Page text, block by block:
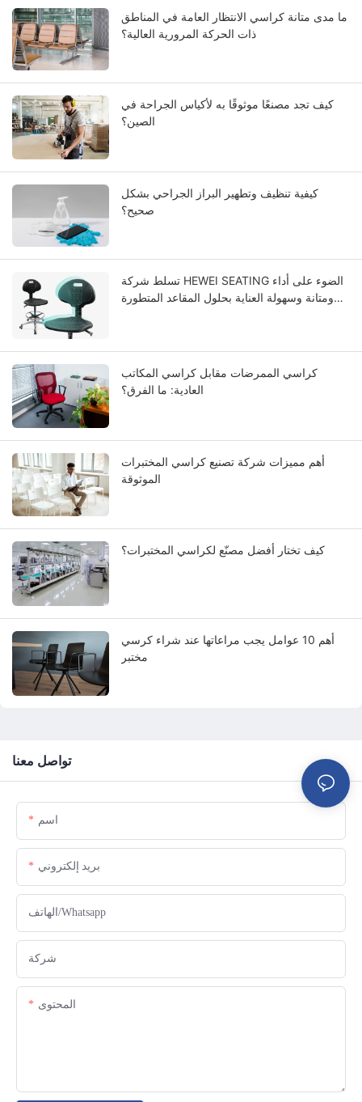
ما مدى متانة كراسي الانتظار العامة في المناطق
ذات الحركة المرورية العالية؟
كيف تجد مصنعًا موثوقًا به لأكياس الجراحة في
الصين؟
كيفية تنظيف وتطهير البراز الجراحي بشكل
صحيح؟
تسلط شركة HEWEI SEATING الضوء على أداء
ومتانة وسهولة العناية بحلول المقاعد المتطورة
كراسي الممرضات مقابل كراسي المكاتب
العادية: ما الفرق؟
أهم مميزات شركة تصنيع كراسي المختبرات
الموثوقة
كيف تختار أفضل مصنّع لكراسي المختبرات؟
أهم 10 عوامل يجب مراعاتها عند شراء كرسي
مختبر
تواصل معنا
اسم
بريد إلكتروني
الهاتف/whatsapp
شركة
المحتوى